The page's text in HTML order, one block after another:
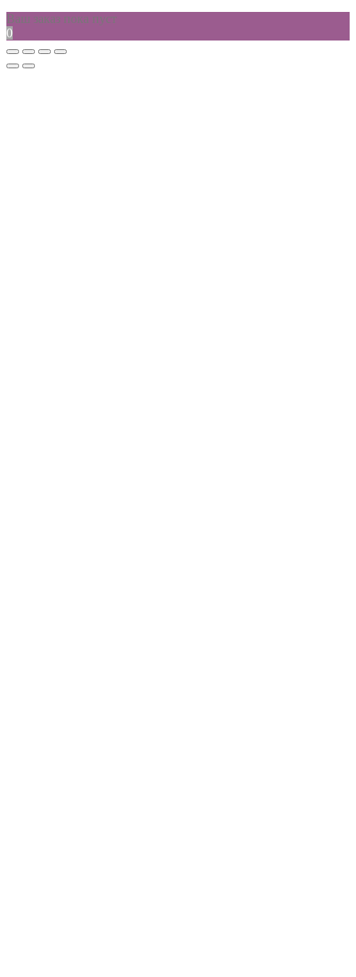
Ваш заказ пока пуст
0